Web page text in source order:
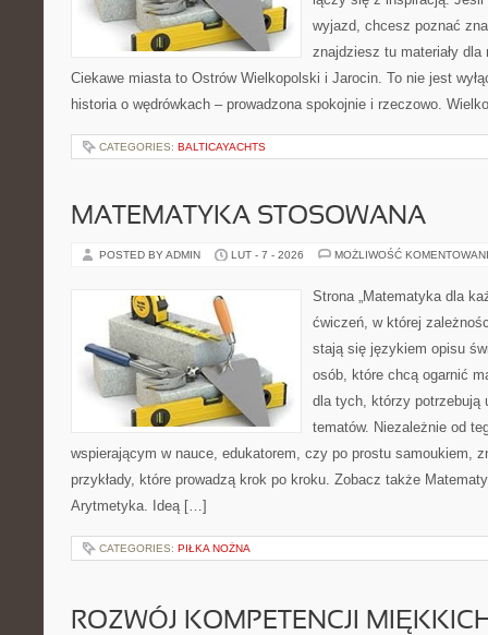
wyjazd, chcesz poznać
znajdziesz tu materiały
Ciekawe miasta to Ostrów Wielkopolski i Jarocin. To nie jest
historia o wędrówkach – prowadzona spokojnie i rzeczowo.
CATEGORIES: BALTICAYACHTS
MATEMATYKA STOSOWANA
POSTED BY ADMIN LUT - 7 - 2026 MOŻLIWOŚĆ
Strona „Matematyka dla
ćwiczeń, w której
stają się językiem opisu
osób, które chcą ogarnić
dla tych, którzy potrzebują
tematów. Niezależnie od
wspierającym w nauce, edukatorem, czy po prostu samoukiem,
przykłady, które prowadzą krok po kroku. Zobacz także
Arytmetyka. Ideą […]
CATEGORIES: PIŁKA NOŻNA
ROZWÓJ KOMPETENCJI